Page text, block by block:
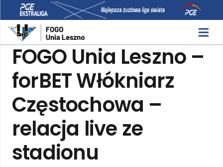
FOGO Unia Leszno –
forBET Włókniarz
Częstochowa –
relacja live ze
stadionu